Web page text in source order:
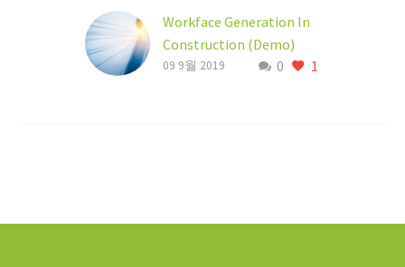
Workface Generation In
Construction (Demo)
Lorem Ipsum proin0 1
09 9월 2019